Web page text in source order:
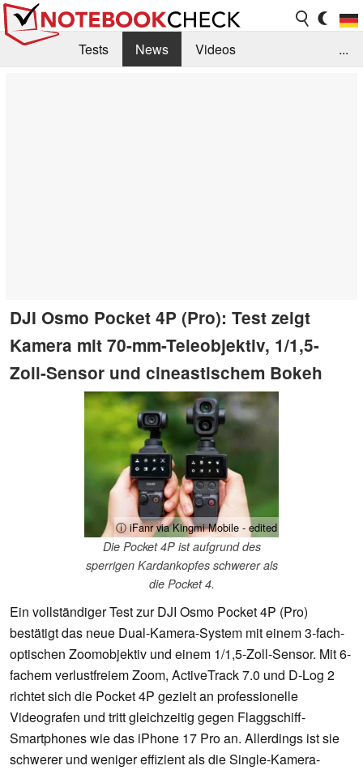
Tests News
Videos
...
DJI Osmo Pocket 4P (Pro): Test zeigt
Kamera mit 70-mm-Teleobjektiv, 1/1,5-
Zoll-Sensor und cineastischem Bokeh
ⓘ iFanr via Kingmi Mobile - edited
Die Pocket 4P ist aufgrund des
sperrigen Kardankopfes schwerer als
die Pocket 4.
Ein vollständiger Test zur DJI Osmo Pocket 4P (Pro)
bestätigt das neue Dual-Kamera-System mit einem 3-fach-
optischen Zoomobjektiv und einem 1/1,5-Zoll-Sensor. Mit 6-
fachem verlustfreiem Zoom, ActiveTrack 7.0 und D-Log 2
richtet sich die Pocket 4P gezielt an professionelle
Videografen und tritt gleichzeitig gegen Flaggschiff-
Smartphones wie das iPhone 17 Pro an. Allerdings ist sie
schwerer und weniger effizient als die Single-Kamera-